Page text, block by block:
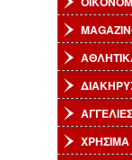
ΑΓΓΕΛΙΕΣ
ΧΡΗΣΙΜΑ